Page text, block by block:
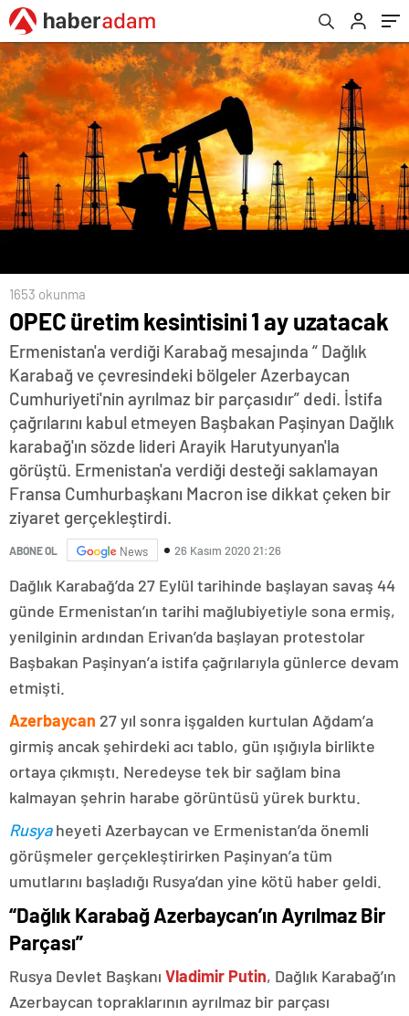
1653 okunma
OPEC üretim kesintisini 1 ay uzatacak
Ermenistan'a verdiği Karabağ mesajında “ Dağlık
Karabağ ve çevresindeki bölgeler Azerbaycan
Cumhuriyeti'nin ayrılmaz bir parçasıdır” dedi. İstifa
çağrılarını kabul etmeyen Başbakan Paşinyan Dağlık
karabağ'ın sözde lideri Arayik Harutyunyan'la
görüştü. Ermenistan'a verdiği desteği saklamayan
Fransa Cumhurbaşkanı Macron ise dikkat çeken bir
ziyaret gerçekleştirdi.
ABONE OL News 26 Kasım 2020 21:26
Dağlık Karabağ’da 27 Eylül tarihinde başlayan savaş 44
günde Ermenistan’ın tarihi mağlubiyetiyle sona ermiş,
yenilginin ardından Erivan’da başlayan protestolar
Başbakan Paşinyan’a istifa çağrılarıyla günlerce devam
etmişti.
Azerbaycan 27 yıl sonra işgalden kurtulan Ağdam’a
girmiş ancak şehirdeki acı tablo, gün ışığıyla birlikte
ortaya çıkmıştı. Neredeyse tek bir sağlam bina
kalmayan şehrin harabe görüntüsü yürek burktu.
Rusyaheyeti Azerbaycan ve Ermenistan’da önemli
görüşmeler gerçekleştirirken Paşinyan’a tüm
umutlarını başladığı Rusya’dan yine kötü haber geldi.
“Dağlık Karabağ Azerbaycan’ın Ayrılmaz Bir
Parçası”
Rusya Devlet Başkanı Vladimir Putin, Dağlık Karabağ’ın
Azerbaycan topraklarının ayrılmaz bir parçası